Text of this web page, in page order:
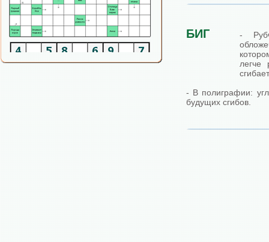
БИГ
-
легче
- В полиграфии:
будущих сгибов.